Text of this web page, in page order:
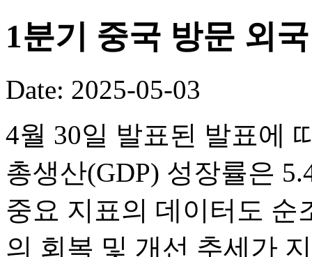
1분기 중국 방문 외
Date: 2025-05-03
4월 30일 발표된 발표에
총생산(GDP) 성장률은
중요 지표의 데이터도 순
의 회복 및 개선 추세가